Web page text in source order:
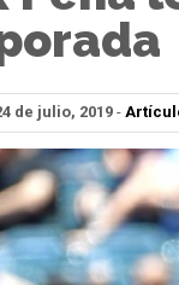
de julio, 2019-